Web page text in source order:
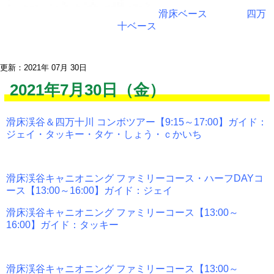
滑床ベース
四万
十ベース
更新：2021年 07月 30日
2021年7月30日（金）
滑床渓谷＆四万十川 コンボツアー【9:15～17:00】ガイド：
ジェイ・タッキー・タケ・しょう・ｃかいち
滑床渓谷キャニオニング ファミリーコース・ハーフDAYコ
ース【13:00～16:00】ガイド：ジェイ
滑床渓谷キャニオニング ファミリーコース【13:00～
16:00】ガイド：タッキー
滑床渓谷キャニオニング ファミリーコース【13:00～